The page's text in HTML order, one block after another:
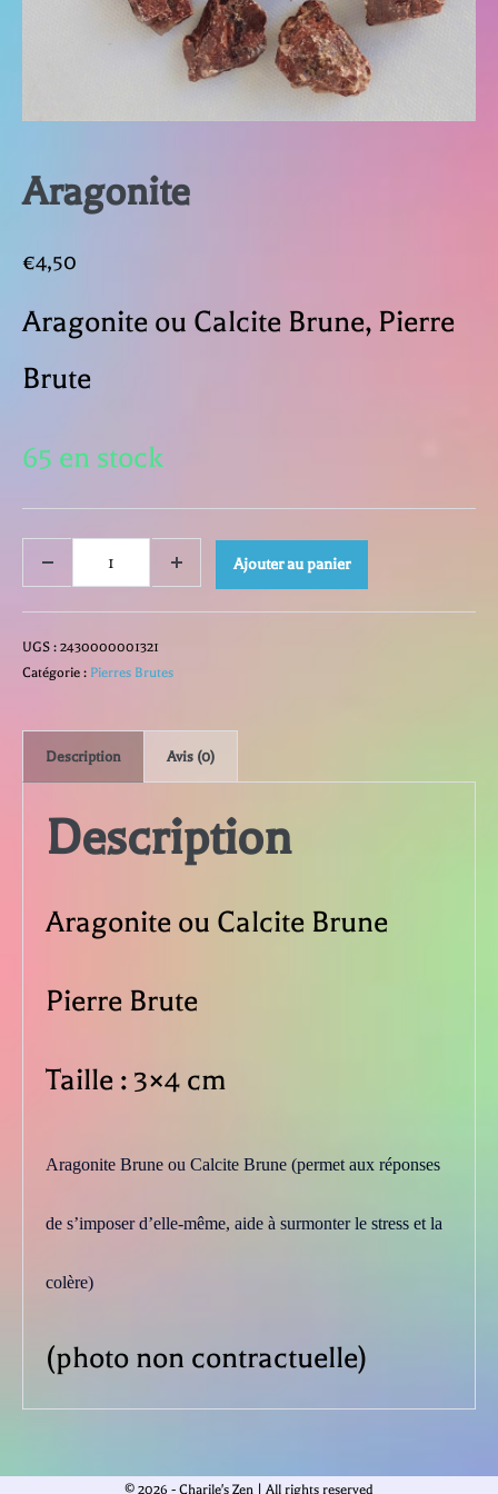
Aragonite
€4,50
Aragonite ou Calcite Brune, Pierre
Brute
65 en stock
quantité
de
Aragonite
Ajouter au panier
UGS : 2430000001321
Catégorie : Pierres Brutes
Description Avis (0)
Description
Aragonite ou Calcite Brune
Pierre Brute
Taille : 3×4 cm
Aragonite Brune ou Calcite Brune (permet aux réponses
de s’imposer d’elle-même, aide à surmonter le stress et la
colère)
(photo non contractuelle)
© 2026 - Charile's Zen | All rights reserved